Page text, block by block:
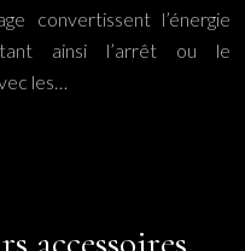
convertissent l’énergie
ainsi l’arrêt ou le
les…